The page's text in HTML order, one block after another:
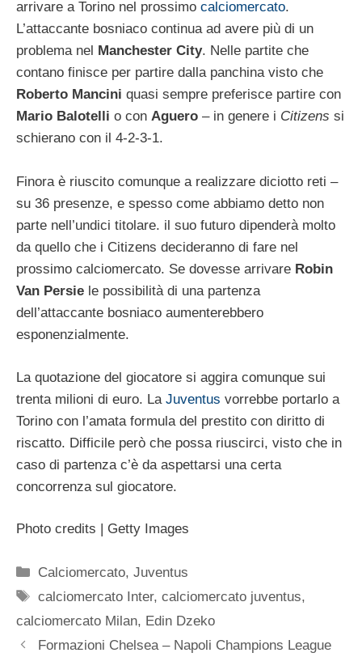
arrivare a Torino nel prossimo calciomercato.
L’attaccante bosniaco continua ad avere più di un
problema nel Manchester City. Nelle partite che
contano finisce per partire dalla panchina visto che
Roberto Mancini quasi sempre preferisce partire con
Mario Balotelli o con Aguero – in genere i Citizens si
schierano con il 4-2-3-1.
Finora è riuscito comunque a realizzare diciotto reti –
su 36 presenze, e spesso come abbiamo detto non
parte nell’undici titolare. il suo futuro dipenderà molto
da quello che i Citizens decideranno di fare nel
prossimo calciomercato. Se dovesse arrivare Robin
Van Persie le possibilità di una partenza
dell’attaccante bosniaco aumenterebbero
esponenzialmente.
La quotazione del giocatore si aggira comunque sui
trenta milioni di euro. La Juventus vorrebbe portarlo a
Torino con l’amata formula del prestito con diritto di
riscatto. Difficile però che possa riuscirci, visto che in
caso di partenza c’è da aspettarsi una certa
concorrenza sul giocatore.
Photo credits | Getty Images
Categorie
Calciomercato,Juventus
Tag
calciomercato Inter,calciomercato juventus,
calciomercato Milan, Edin Dzeko
Formazioni Chelsea – Napoli Champions League